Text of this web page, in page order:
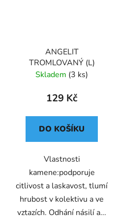
ANGELIT
TROMLOVANÝ (L)
Skladem (3 ks)
129 Kč
DO KOŠÍKU
Vlastnosti
kamene:podporuje
citlivost a laskavost, tlumí
hrubost v kolektivu a ve
vztazích. Odhání násilí a...